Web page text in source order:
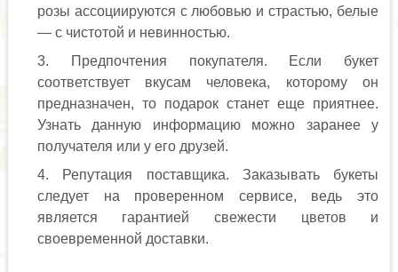
розы ассоциируются с любовью и страстью, белые
— с чистотой и невинностью.
Предпочтения покупателя. Если букет
соответствует вкусам человека, которому он
предназначен, то подарок станет еще приятнее.
Узнать данную информацию можно заранее у
получателя или у его друзей.
Репутация поставщика. Заказывать букеты
следует на проверенном сервисе, ведь это
является гарантией свежести цветов и
своевременной доставки.